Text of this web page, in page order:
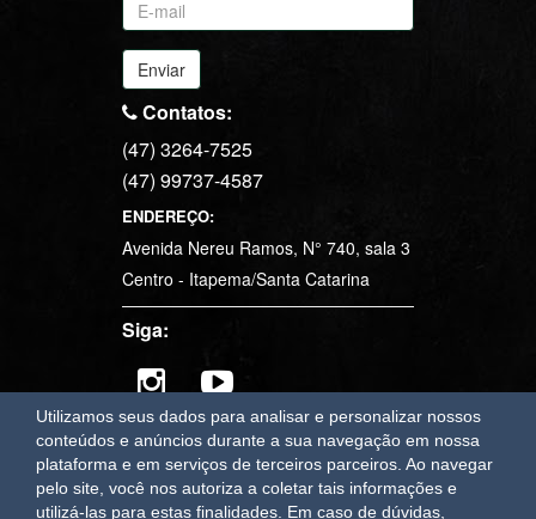
Utilizamos seus dados para analisar e personalizar nossos
conteúdos e anúncios durante a sua navegação em nossa
plataforma e em serviços de terceiros parceiros. Ao navegar
pelo site, você nos autoriza a coletar tais informações e
utilizá-las para estas finalidades. Em caso de dúvidas,
Enviar
Contatos:
(47) 3264-7525
(47) 99737-4587
ENDEREÇO:
Avenida Nereu Ramos, N° 740, sala 3
Centro - Itapema/Santa Catarina
Siga:
OAWEB sistemas e sites para imobiliárias em Itapema